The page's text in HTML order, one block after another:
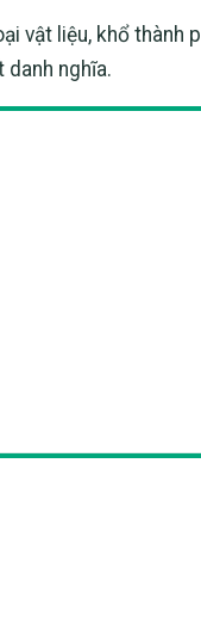
vật liệu, khổ thành
danh nghĩa.